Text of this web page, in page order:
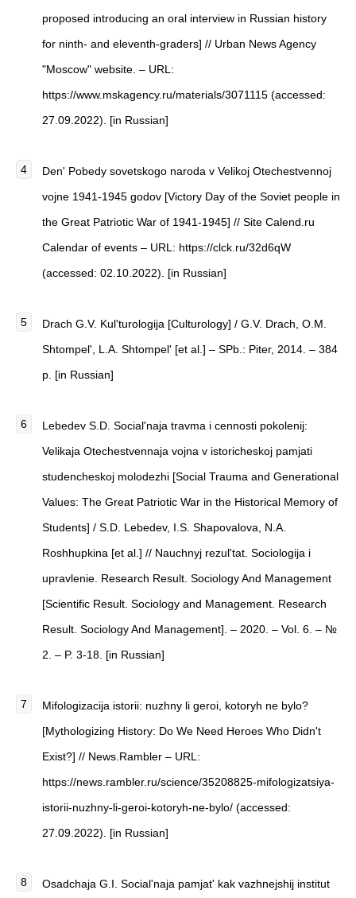
proposed introducing an oral interview in Russian history
for ninth- and eleventh-graders] // Urban News Agency
"Moscow" website. – URL:
https://www.mskagency.ru/materials/3071115 (accessed:
27.09.2022). [in Russian]
Den' Pobedy sovetskogo naroda v Velikoj Otechestvennoj
vojne 1941-1945 godov [Victory Day of the Soviet people in
the Great Patriotic War of 1941-1945] // Site Calend.ru
Calendar of events – URL: https://clck.ru/32d6qW
(accessed: 02.10.2022). [in Russian]
Drach G.V. Kul'turologija [Culturology] / G.V. Drach, O.M.
Shtompel', L.A. Shtompel' [et al.] – SPb.: Piter, 2014. – 384
p. [in Russian]
Lebedev S.D. Social'naja travma i cennosti pokolenij:
Velikaja Otechestvennaja vojna v istoricheskoj pamjati
studencheskoj molodezhi [Social Trauma and Generational
Values: The Great Patriotic War in the Historical Memory of
Students] / S.D. Lebedev, I.S. Shapovalova, N.A.
Roshhupkina [et al.] // Nauchnyj rezul'tat. Sociologija i
upravlenie. Research Result. Sociology And Management
[Scientific Result. Sociology and Management. Research
Result. Sociology And Management]. – 2020. – Vol. 6. – №
2. – P. 3-18. [in Russian]
Mifologizacija istorii: nuzhny li geroi, kotoryh ne bylo?
[Mythologizing History: Do We Need Heroes Who Didn't
Exist?] // News.Rambler – URL:
https://news.rambler.ru/science/35208825-mifologizatsiya-
istorii-nuzhny-li-geroi-kotoryh-ne-bylo/ (accessed:
27.09.2022). [in Russian]
Osadchaja G.I. Social'naja pamjat' kak vazhnejshij institut